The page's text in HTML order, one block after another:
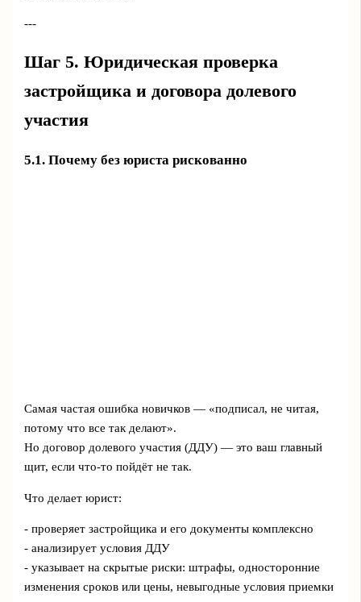
---
Шаг 5. Юридическая проверка
застройщика и договора долевого
участия
5.1. Почему без юриста рискованно
Самая частая ошибка новичков — «подписал, не читая,
потому что все так делают».
Но договор долевого участия (ДДУ) — это ваш главный
щит, если что-то пойдёт не так.
Что делает юрист:
- проверяет застройщика и его документы комплексно
- анализирует условия ДДУ
- указывает на скрытые риски: штрафы, односторонние
изменения сроков или цены, невыгодные условия приемки